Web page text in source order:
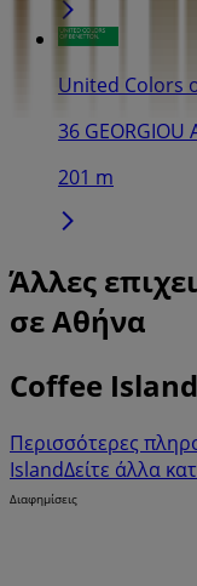
United Colors
36 GEORGIOU
201 m
Άλλες
σε Αθήνα
Coffee Island
Περισσότερες
IslandΔείτε άλλα
Διαφημίσεις